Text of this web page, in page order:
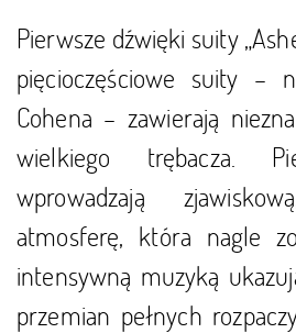
Pierwsze dźwięki suity
pięcioczęściowe suity –
Cohena – zawierają
wielkiego trębacza.
wprowadzają
atmosferę, która nagle
intensywną muzyką
przemian pełnych